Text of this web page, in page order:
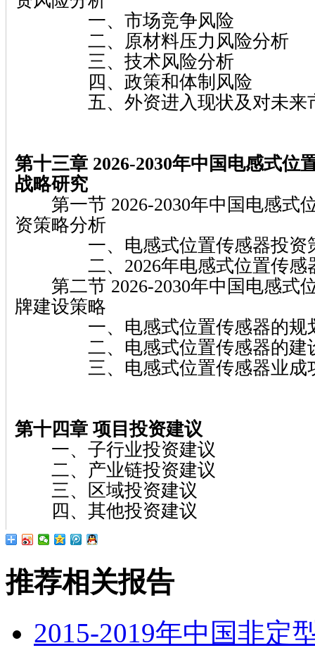
一、市场竞争风险
二、原材料压力风险分析
三、技术风险分析
四、政策和体制风险
五、外资进入现状及对未来
第十三章 2026-2030年中国电感式位
战略研究
第一节 2026-2030年中国电感式
资策略分析
一、电感式位置传感器投资
二、2026年电感式位置传感器
第二节 2026-2030年中国电感式
牌建设策略
一、电感式位置传感器的规
二、电感式位置传感器的建
三、电感式位置传感器业成
第十四章 项目投资建议
一、子行业投资建议
二、产业链投资建议
三、区域投资建议
四、其他投资建议
推荐相关报告
2015-2019年中国非定